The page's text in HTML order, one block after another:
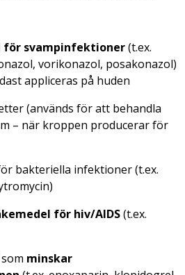
för svampinfektioner(t.ex.
vorikonazol, posakonazol)
appliceras på huden
(används för att behandla
– när kroppen producerar för
bakteriella infektioner (t.ex.
för hiv/AIDS(t.ex.
minskar